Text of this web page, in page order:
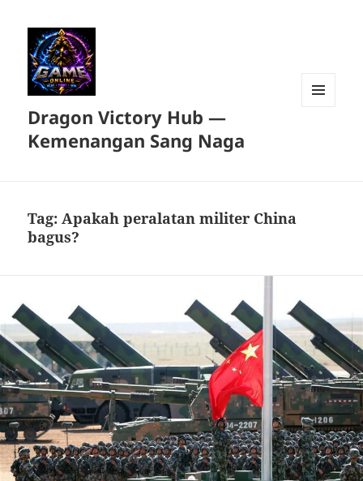
Dragon Victory Hub —
Kemenangan Sang Naga
Tag:Apakah peralatan militer China
bagus?